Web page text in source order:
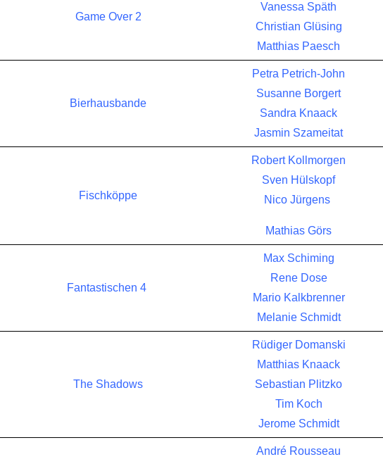
Game Over 2
Vanessa Späth
Christian Glüsing
Matthias Paesch
Bierhausbande
Petra Petrich-John
Susanne Borgert
Sandra Knaack
Jasmin Szameitat
Fischköppe
Robert Kollmorgen
Sven Hülskopf
Nico Jürgens
Mathias Görs
Fantastischen 4
Max Schiming
Rene Dose
Mario Kalkbrenner
Melanie Schmidt
The Shadows
Rüdiger Domanski
Matthias Knaack
Sebastian Plitzko
Tim Koch
Jerome Schmidt
André Rousseau